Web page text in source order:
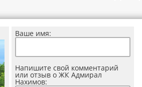
Ваше имя:
Напишите свой комментарий
или отзыв о ЖК Адмирал
Нахимов: